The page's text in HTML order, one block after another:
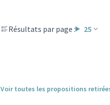
Résultats par page : 25
Voir toutes les propositions